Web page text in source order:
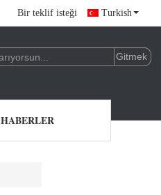
Bir teklif isteği Turkish
HABERLER